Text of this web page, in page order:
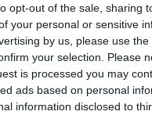
opt-out of the sale, sharing
your personal or sensitive
by us, please use
your selection. Please
is processed you may
ads based on personal
information disclosed to
iscriviti alla
ISCRIVITI